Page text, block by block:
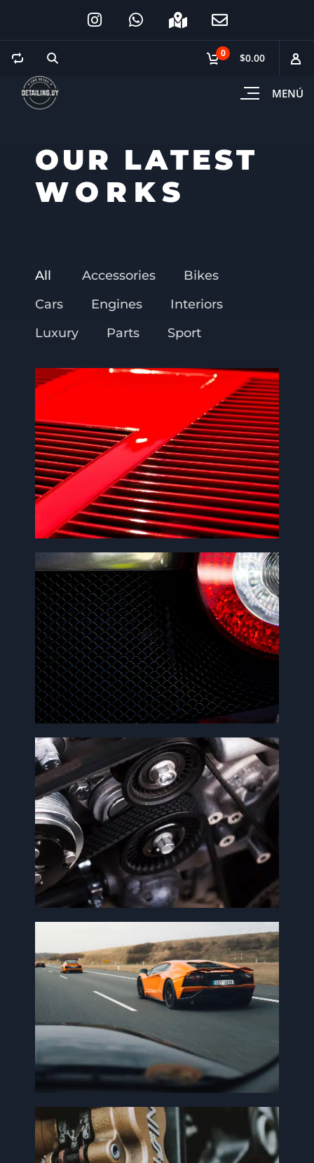
MENÚ
0 $0.00
OUR LATEST
WORKS
All Accessories
Bikes
Cars
Engines
Interiors
Luxury
Parts Sport